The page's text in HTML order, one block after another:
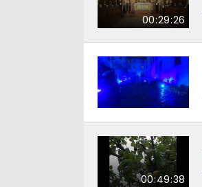
00:29:26
00:49:38